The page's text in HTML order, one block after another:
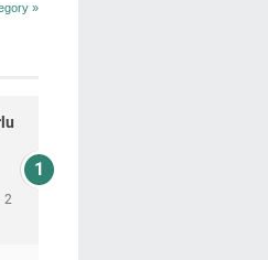
»
2